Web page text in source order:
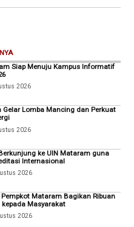
Siap Menuju Kampus Informatif
2026
Gelar Lomba Mancing dan Perkuat
2026
ke UIN Mataram guna
Internasional
2026
Pempkot Mataram Bagikan Ribuan
Masyarakat
2026